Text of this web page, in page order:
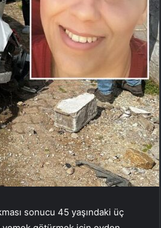
sonucu 45 yaşındaki üç